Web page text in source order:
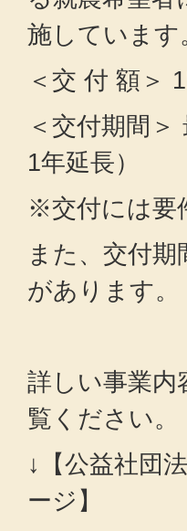
施しています
＜交 付 額＞
＜交付期間
1年延長）
※交付には要
また、交付
があります。
詳しい事業内
覧ください。
↓【公益社団
ージ】